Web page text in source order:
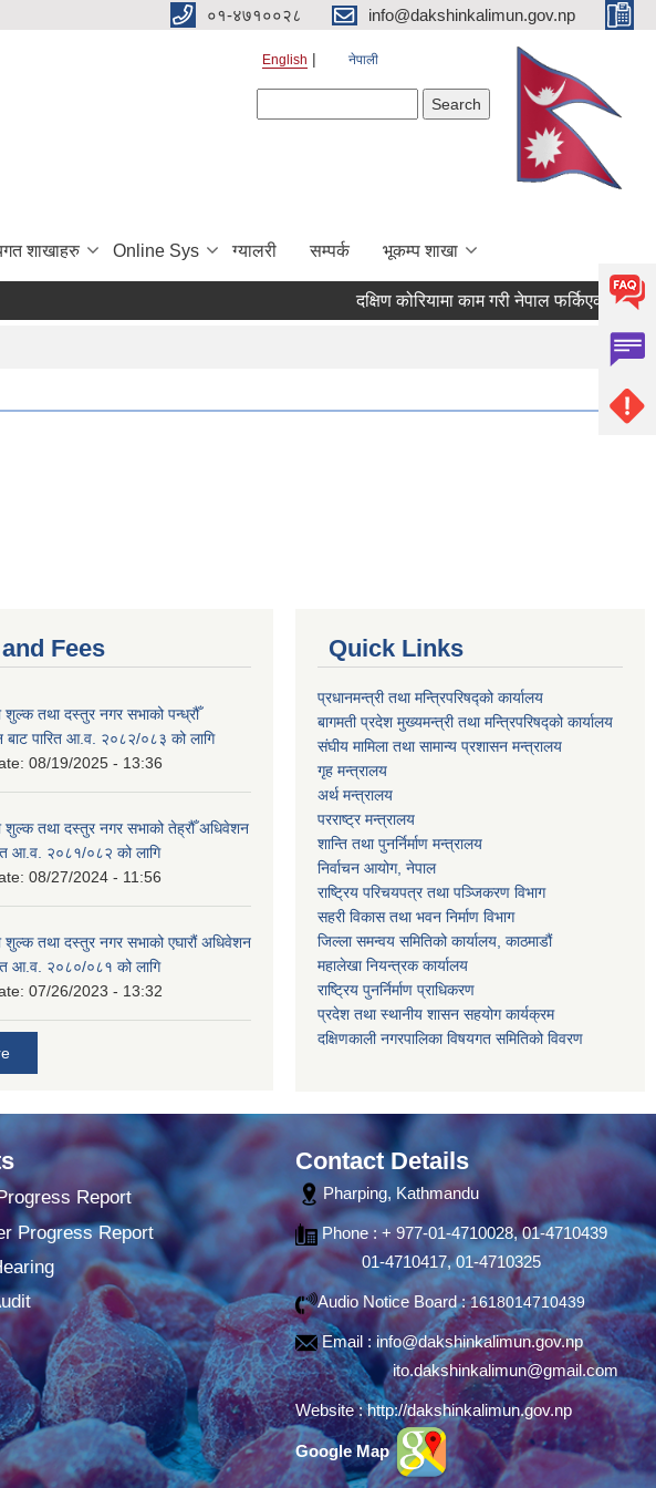
०१-४७१००२८ info@dakshinkalimun.gov.np
English नेपाली
शाखाहरु Online Sys ग्यालरी सम्पर्क भूकम्प शाखा
दक्षिण कोरियामा काम गरी नेपाल फर्किएका
Fees
तथा दस्तुर नगर सभाको पन्ध्रौँ
बाट पारित आ.व. २०८२/०८३ को लागि
08/19/2025 - 13:36
शुल्क तथा दस्तुर नगर सभाको तेह्रौँ अधिवेशन
आ.व. २०८१/०८२ को लागि
08/27/2024 - 11:56
शुल्क तथा दस्तुर नगर सभाको एघारौं अधिवेशन
आ.व. २०८०/०८१ को लागि
07/26/2023 - 13:32
Quick Links
प्रधानमन्त्री तथा मन्त्रिपरिषद्को कार्यालय
बागमती प्रदेश मुख्यमन्त्री तथा मन्त्रिपरिषद्को कार्यालय
संघीय मामिला तथा सामान्य प्रशासन मन्त्रालय
गृह मन्त्रालय
अर्थ मन्त्रालय
परराष्ट्र मन्त्रालय
शान्ति तथा पुनर्निर्माण मन्त्रालय
निर्वाचन आयोग, नेपाल
राष्ट्रिय परिचयपत्र तथा पञ्जिकरण विभाग
सहरी विकास तथा भवन निर्माण विभाग
जिल्ला समन्वय समितिको कार्यालय, काठमाडौं
महालेखा नियन्त्रक कार्यालय
राष्ट्रिय पुनर्निर्माण प्राधिकरण
प्रदेश तथा स्थानीय शासन सहयोग कार्यक्रम
दक्षिणकाली नगरपालिका विषयगत समितिको विवरण
Report
Progress Report
Contact Details
Pharping, Kathmandu
Phone : + 977-01-4710028, 01-4710439
01-4710417, 01-4710325
Audio Notice Board :1618014710439
Email :info@dakshinkalimun.gov.np
ito.dakshinkalimun@gmail.com
Website :http://dakshinkalimun.gov.np
Google Map